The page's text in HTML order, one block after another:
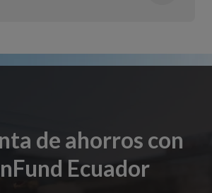
2 meses).
de ahorros con
Ecuador